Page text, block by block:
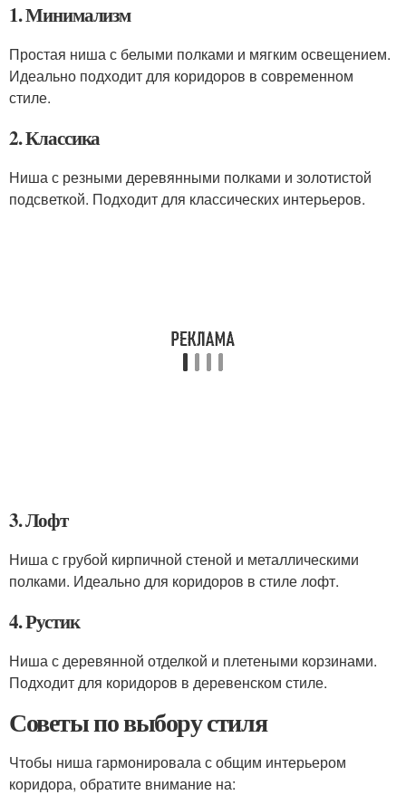
1. Минимализм
Простая ниша с белыми полками и мягким освещением.
Идеально подходит для коридоров в современном
стиле.
2. Классика
Ниша с резными деревянными полками и золотистой
подсветкой. Подходит для классических интерьеров.
3. Лофт
Ниша с грубой кирпичной стеной и металлическими
полками. Идеально для коридоров в стиле лофт.
4. Рустик
Ниша с деревянной отделкой и плетеными корзинами.
Подходит для коридоров в деревенском стиле.
Советы по выбору стиля
Чтобы ниша гармонировала с общим интерьером
коридора, обратите внимание на: